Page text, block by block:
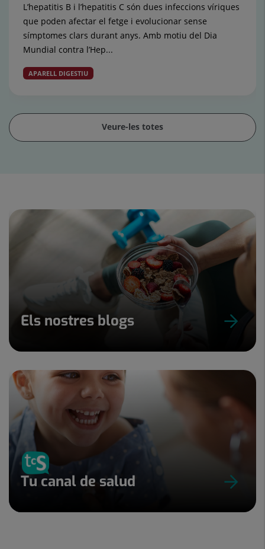
L’hepatitis B i l’hepatitis C són dues infeccions víriques
que poden afectar el fetge i evolucionar sense
símptomes clars durant anys. Amb motiu del Dia
Mundial contra l’Hep...
APARELL DIGESTIU
Veure-les totes
15
Els nostres blogs
Tu canal de salud